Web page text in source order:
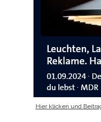
Hier klicken und